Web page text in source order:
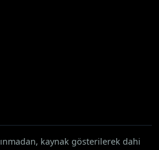
kaynak gösterilerek dahi